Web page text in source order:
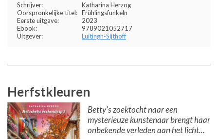
Schrijver:
Katharina Herzog
Oorspronkelijke titel: Frühlingsfunkeln
Eerste uitgave:
2023
Ebook:
9789021052717
Uitgever:
Luitingh-Sijthoff
Herfstkleuren
Betty's zoektocht naar een
mysterieuze kunstenaar brengt haar
onbekende verleden aan het licht...